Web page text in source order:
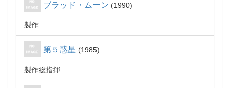
ブラッド・ムーン 1990
製作
第５惑星 1985
製作総指揮